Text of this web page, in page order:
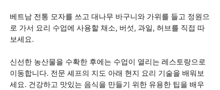
베트남 전통 모자를 쓰고 대나무 바구니와 가위를 들고 정원으
로 가서 요리 수업에 사용할 채소, 버섯, 과일, 허브를 직접 따
보세요.
신선한 농산물을 수확한 후에는 수업이 열리는 레스토랑으로
이동합니다. 전문 셰프의 지도 아래 현지 요리 기술을 배워보
세요. 건강하고 맛있는 음식을 만들기 위한 유용한 팁을 배우